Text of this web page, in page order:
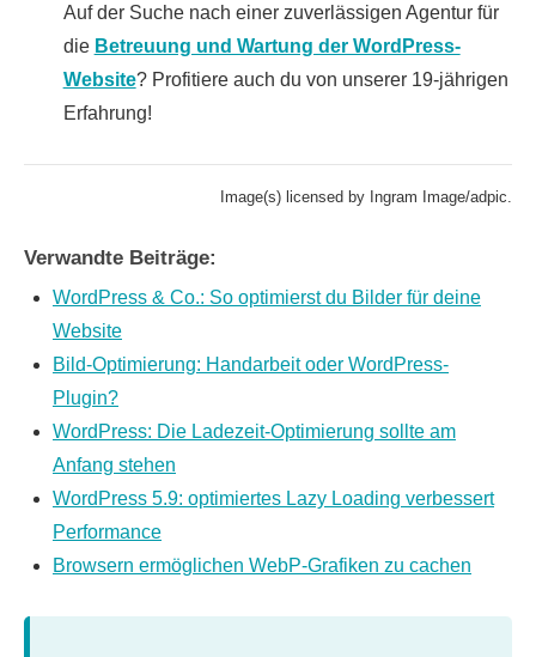
Auf der Suche nach einer zuverlässigen Agentur für
die Betreuung und Wartung der WordPress-
Website? Profitiere auch du von unserer 19-jährigen
Erfahrung!
Image(s) licensed by Ingram Image/adpic.
Verwandte Beiträge:
WordPress & Co.: So optimierst du Bilder für deine
Website
Bild-Optimierung: Handarbeit oder WordPress-
Plugin?
WordPress: Die Ladezeit-Optimierung sollte am
Anfang stehen
WordPress 5.9: optimiertes Lazy Loading verbessert
Performance
Browsern ermöglichen WebP-Grafiken zu cachen